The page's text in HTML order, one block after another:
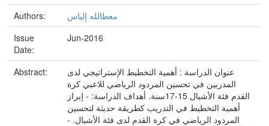
Authors:
معطالله إلياس
Issue
Date:
Jun-2016
Abstract:
عنوان الدراسة : أهمية التخطيط الإستراتيجي لدى
المدربين في تحسين المردود الرياضي للاعبي كرة
القدم فئة الأشبال 15-17سنة. أهداف الدراسة: - إبراز
أهمية التخطيط في التدريب كطريقة حديثة لتحسين
المردود الرياضي في كرة القدم لدى فئة الأشبال. -